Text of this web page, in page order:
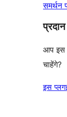
समर्थन
आप इस
चाहेंगे?
इस